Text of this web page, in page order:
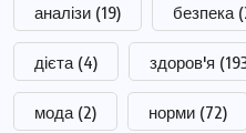
аналізи (19) безпека
дієта (4) здоров'я
мода (2) норми (72)